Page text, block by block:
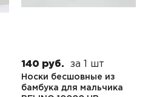
140 руб. за 1 шт
Носки бесшовные из
бамбука для мальчика